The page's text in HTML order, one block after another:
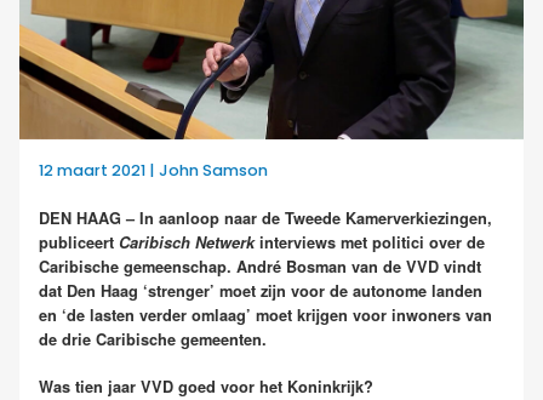
12 maart 2021 | John Samson
DEN HAAG – In aanloop naar de Tweede Kamerverkiezingen,
publiceert Caribisch Netwerkinterviews met politici over de
Caribische gemeenschap. André Bosman van de VVD vindt
dat Den Haag ‘strenger’ moet zijn voor de autonome landen
en ‘de lasten verder omlaag’ moet krijgen voor inwoners van
de drie Caribische gemeenten.
Was tien jaar VVD goed voor het Koninkrijk?